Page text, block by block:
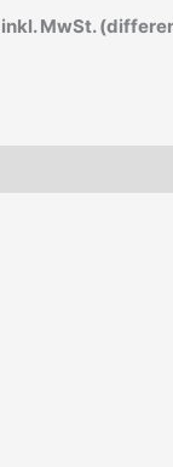
inkl. MwSt.